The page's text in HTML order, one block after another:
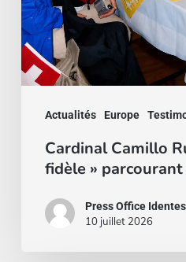
Actualités Europe
fidèle
»
parcourant
Alpes
Cardinal Camillo
fidèle »
Press Office Identes
10 juillet 2026